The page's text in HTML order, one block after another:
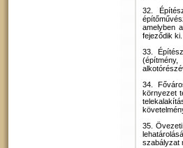
32.
amelyben
fejeződik ki.
33.
34.
környezet
35.
szabályzat